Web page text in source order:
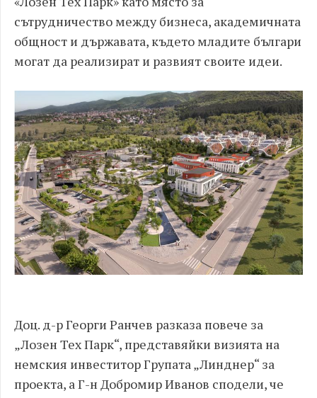
сътрудничество между бизнеса, академичната
общност и държавата, където младите българи
могат да реализират и развият своите идеи.
Доц. д-р Георги Ранчев разказа повече за
„Лозен Тех Парк“, представяйки визията на
немския инвеститор Групата „Линднер“ за
проекта, а Г-н Добромир Иванов сподели, че